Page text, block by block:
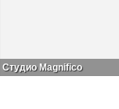
Студио Magnifico